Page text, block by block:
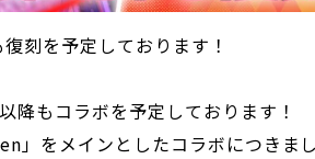
刻を予定しております！
降もコラボを予定しております！
」をメインとしたコラボにつきま